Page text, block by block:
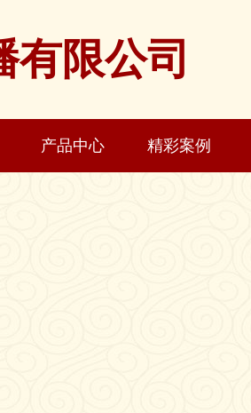
限公司
产品中心 精彩案例